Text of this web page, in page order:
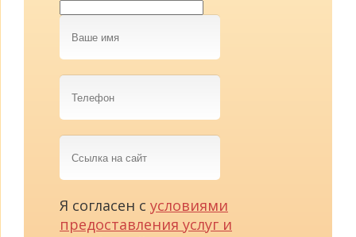
Ваше
имя
Телефон
Ссылка
на
сайт
Я согласен с условиями
предоставления услуг и